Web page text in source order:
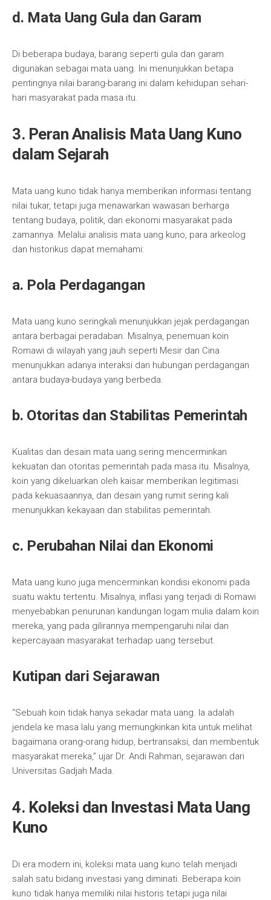
d. Mata Uang Gula dan Garam
Di beberapa budaya, barang seperti gula dan garam
digunakan sebagai mata uang. Ini menunjukkan betapa
pentingnya nilai barang-barang ini dalam kehidupan sehari-
hari masyarakat pada masa itu.
3. Peran Analisis Mata Uang Kun​o
dalam Sejarah
Mata uang kuno tidak hanya memberikan informasi tentang
nilai tukar, tetapi juga menawarkan wawasan berharga
tentang budaya, politik, dan ekonomi masyarakat pada
zamannya. Melalui analisis mata uang kuno, para arkeolog
dan historikus dapat memahami:
a. Pola Perdagangan
Mata uang kuno seringkali menunjukkan jejak perdagangan
antara berbagai peradaban. Misalnya, penemuan koin
Romawi di wilayah yang jauh seperti Mesir dan Cina
menunjukkan adanya interaksi dan hubungan perdagangan
antara budaya-budaya yang berbeda.
b. Otoritas dan Stabilitas Pemerintah
Kualitas dan desain mata uang sering mencerminkan
kekuatan dan otoritas pemerintah pada masa itu. Misalnya,
koin yang dikeluarkan oleh kaisar memberikan legitimasi
pada kekuasaannya, dan desain yang rumit sering kali
menunjukkan kekayaan dan stabilitas pemerintah.
c. Perubahan Nilai dan Ekonomi
Mata uang kuno juga mencerminkan kondisi ekonomi pada
suatu waktu tertentu. Misalnya, inflasi yang terjadi di Romawi
menyebabkan penurunan kandungan logam mulia dalam koin
mereka, yang pada gilirannya mempengaruhi nilai dan
kepercayaan masyarakat terhadap uang tersebut.
Kutipan dari Sejarawan
“Sebuah koin tidak hanya sekadar mata uang. Ia adalah
jendela ke masa lalu yang memungkinkan kita untuk melihat
bagaimana orang-orang hidup, bertransaksi, dan membentuk
masyarakat mereka,” ujar Dr. Andi Rahman, sejarawan dari
Universitas Gadjah Mada.
4. Koleksi dan Investasi Mata Uang
Kuno
Di era modern ini, koleksi mata uang kuno telah menjadi
salah satu bidang investasi yang diminati. Beberapa koin
kuno tidak hanya memiliki nilai historis tetapi juga nilai